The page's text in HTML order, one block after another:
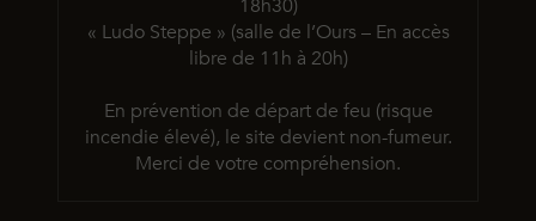
18h30)
« Ludo Steppe » (salle de l’Ours – En accès
libre de 11h à 20h)
En prévention de départ de feu (risque
incendie élevé), le site devient non-fumeur.
Merci de votre compréhension.